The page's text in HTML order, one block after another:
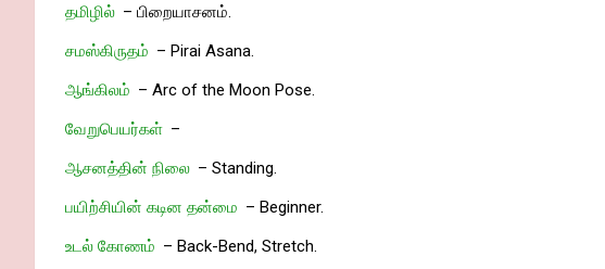
தமிழில் – பிறையாசனம்.
சமஸ்கிருதம் – Pirai Asana.
ஆங்கிலம் – Arc of the Moon Pose.
வேறுபெயர்கள் –
ஆசனத்தின் நிலை – Standing.
பயிற்சியின் கடின தன்மை – Beginner.
உடல் கோணம் – Back-Bend, Stretch.